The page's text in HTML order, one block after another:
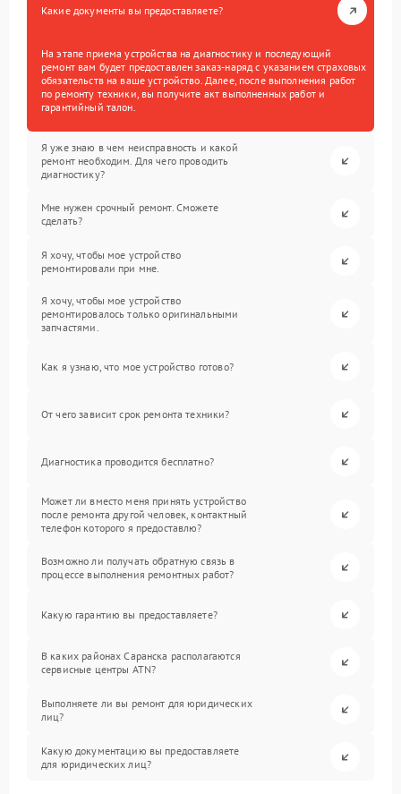
Какие документы вы предоставляете?
На этапе приема устройства на диагностику и последующий
ремонт вам будет предоставлен заказ-наряд с указанием страховых
обязательств на ваше устройство. Далее, после выполнения работ
по ремонту техники, вы получите акт выполненных работ и
гарантийный талон.
Я уже знаю в чем неисправность и какой
ремонт необходим. Для чего проводить
диагностику?
Мне нужен срочный ремонт. Сможете
сделать?
Я хочу, чтобы мое устройство
ремонтировали при мне.
Я хочу, чтобы мое устройство
ремонтировалось только оригинальными
запчастями.
Как я узнаю, что мое устройство готово?
От чего зависит срок ремонта техники?
Диагностика проводится бесплатно?
Может ли вместо меня принять устройство
после ремонта другой человек, контактный
телефон которого я предоставлю?
Возможно ли получать обратную связь в
процессе выполнения ремонтных работ?
Какую гарантию вы предоставляете?
В каких районах Саранска располагаются
сервисные центры ATN?
Выполняете ли вы ремонт для юридических
лиц?
Какую документацию вы предоставляете
для юридических лиц?